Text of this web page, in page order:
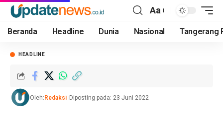
Aa
Beranda Headline Dunia Nasional Tangerang
HEADLINE
Oleh: Redaksi Diposting pada: 23 Juni 2022